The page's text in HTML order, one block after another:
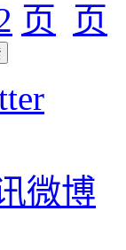
微博